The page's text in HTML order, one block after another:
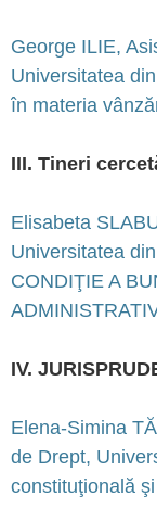
George ILIE,
Universitatea
în materia
III. Tineri
Elisabeta
Universitatea
CONDIŢIE A
IV.
Elena-Simina
de Drept,
constituţională